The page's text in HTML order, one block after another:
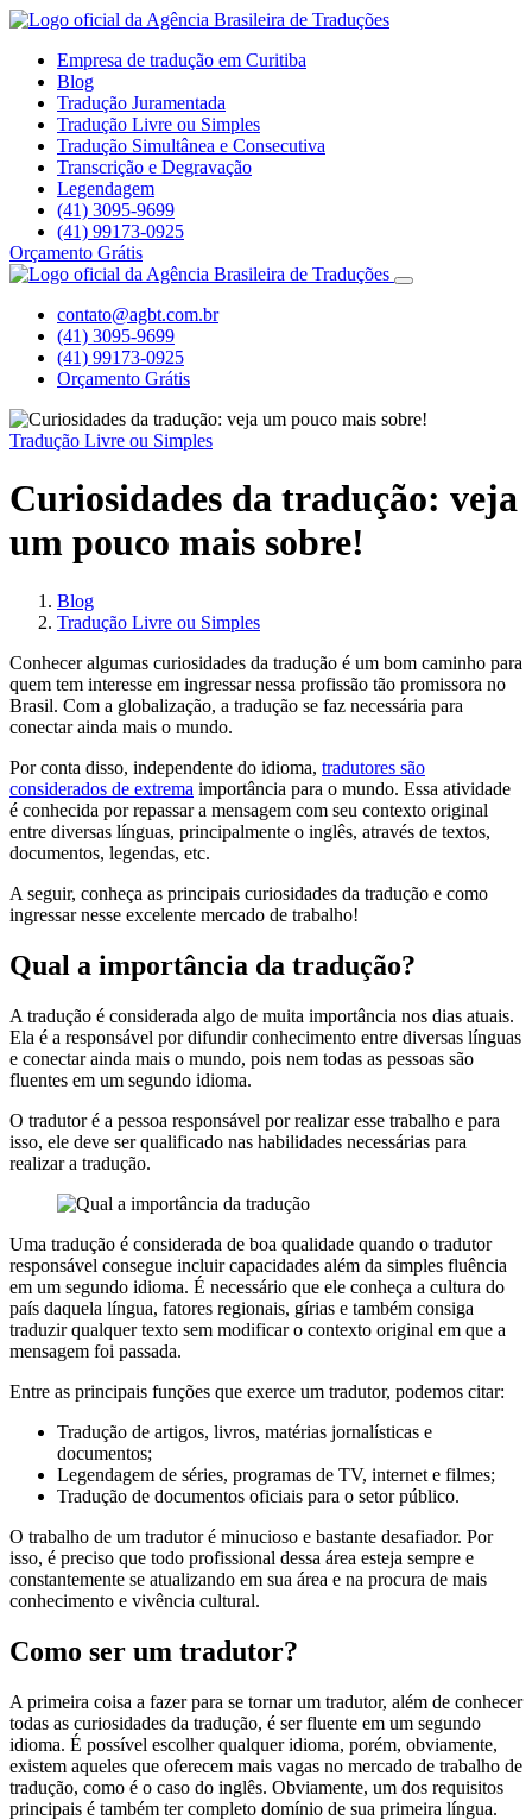
Empresa de tradução em Curitiba
Blog
Tradução Juramentada
Tradução Livre ou Simples
Tradução Simultânea e Consecutiva
Transcrição e Degravação
Legendagem
(41) 3095-9699
(41) 99173-0925
Orçamento Grátis
contato@agbt.com.br
(41) 3095-9699
(41) 99173-0925
Orçamento Grátis
Tradução Livre ou Simples
Curiosidades da tradução: veja
um pouco mais sobre!
Blog
Tradução Livre ou Simples
Conhecer algumas curiosidades da tradução é um bom caminho para
quem tem interesse em ingressar nessa profissão tão promissora no
Brasil. Com a globalização, a tradução se faz necessária para
conectar ainda mais o mundo.
Por conta disso, independente do idioma, tradutores são
considerados de extrema importância para o mundo. Essa atividade
é conhecida por repassar a mensagem com seu contexto original
entre diversas línguas, principalmente o inglês, através de textos,
documentos, legendas, etc.
A seguir, conheça as principais curiosidades da tradução e como
ingressar nesse excelente mercado de trabalho!
Qual a importância da tradução?
A tradução é considerada algo de muita importância nos dias atuais.
Ela é a responsável por difundir conhecimento entre diversas línguas
e conectar ainda mais o mundo, pois nem todas as pessoas são
fluentes em um segundo idioma.
O tradutor é a pessoa responsável por realizar esse trabalho e para
isso, ele deve ser qualificado nas habilidades necessárias para
realizar a tradução.
Uma tradução é considerada de boa qualidade quando o tradutor
responsável consegue incluir capacidades além da simples fluência
em um segundo idioma. É necessário que ele conheça a cultura do
país daquela língua, fatores regionais, gírias e também consiga
traduzir qualquer texto sem modificar o contexto original em que a
mensagem foi passada.
Entre as principais funções que exerce um tradutor, podemos citar:
Tradução de artigos, livros, matérias jornalísticas e
documentos;
Legendagem de séries, programas de TV, internet e filmes;
Tradução de documentos oficiais para o setor público.
O trabalho de um tradutor é minucioso e bastante desafiador. Por
isso, é preciso que todo profissional dessa área esteja sempre e
constantemente se atualizando em sua área e na procura de mais
conhecimento e vivência cultural.
Como ser um tradutor?
A primeira coisa a fazer para se tornar um tradutor, além de conhecer
todas as curiosidades da tradução, é ser fluente em um segundo
idioma. É possível escolher qualquer idioma, porém, obviamente,
existem aqueles que oferecem mais vagas no mercado de trabalho de
tradução, como é o caso do inglês. Obviamente, um dos requisitos
principais é também ter completo domínio de sua primeira língua.